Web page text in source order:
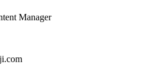
Manager